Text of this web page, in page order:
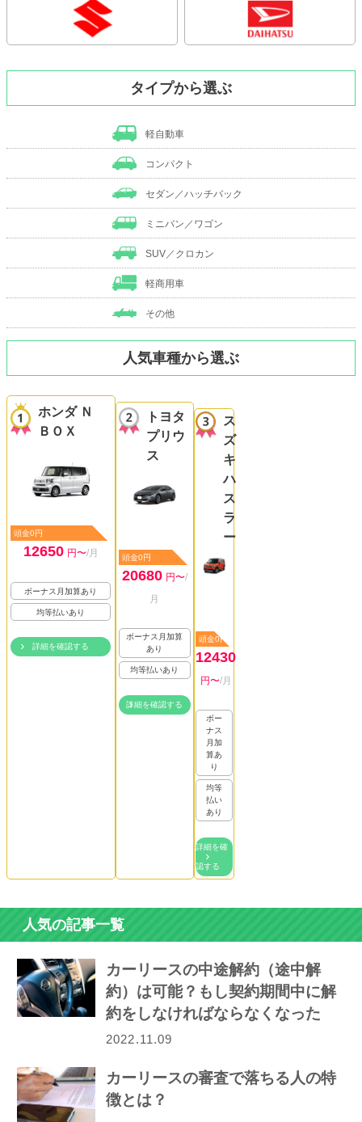
タイプから選ぶ
軽自動車
コンパクト
セダン／ハッチバック
ミニバン／ワゴン
SUV／クロカン
軽商用車
その他
人気車種から選ぶ
ホンダ Ｎ
ＢＯＸ
頭金0円
12650 円〜/月
ボーナス月加算あり
均等払いあり
詳細を確認する
トヨタ
プリウ
ス
頭金0円
20680 円〜/
月
ボーナス月加算
あり
均等払いあり
詳細を確認する
ス
ズ
キ
ハ
ス
ラ
ー
頭金0円
12430
円〜/月
ボー
ナス
月加
算あ
り
均等
払い
あり
詳細を確
認する
人気の記事一覧
カーリースの中途解約（途中解
約）は可能？もし契約期間中に解
約をしなければならなくなった
ら…
2022.11.09
カーリースの審査で落ちる人の特
徴とは？